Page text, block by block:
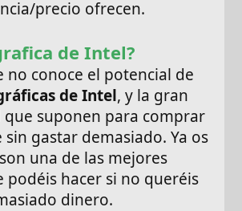
precio ofrecen.
de Intel?
no conoce el potencial de
de Intel, y la gran
suponen para comprar
gastar demasiado. Ya os
una de las mejores
podéis hacer si no queréis
dinero.